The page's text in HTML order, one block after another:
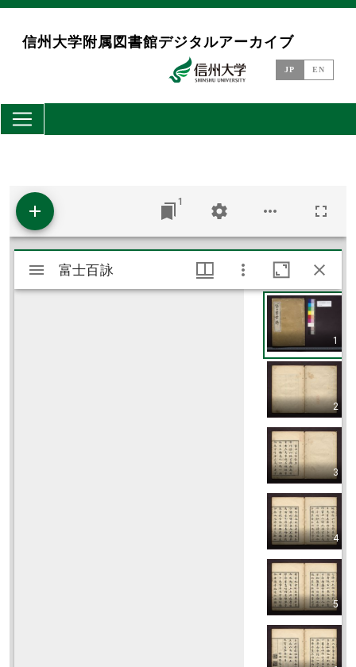
メインコンテンツに移動
信州大学附属図書館デジタルアーカイブ
JP EN